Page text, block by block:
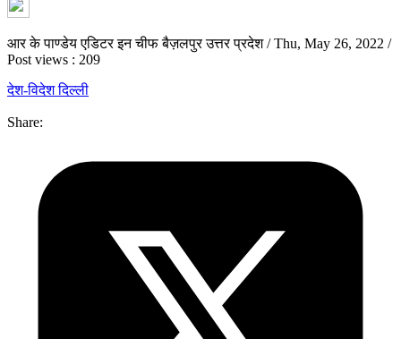
आर के पाण्डेय एडिटर इन चीफ बैज़लपुर उत्तर प्रदेश/Thu, May 26, 2022 /
Post views : 209
देश-विदेशदिल्ली
Share: